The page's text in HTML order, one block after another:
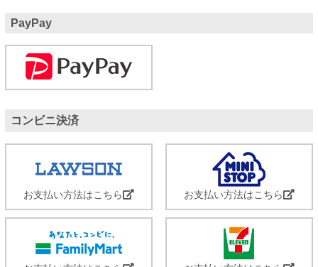
PayPay
コンビニ決済
お支払い方法はこちら お支払い方法はこちら